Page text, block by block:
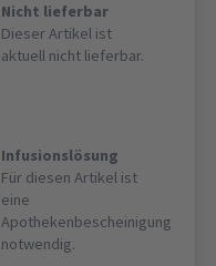
Nicht lieferbar
Dieser Artikel ist
aktuell nicht lieferbar.
Infusionslösung
Für diesen Artikel ist
eine
Apothekenbescheinigung
notwendig.